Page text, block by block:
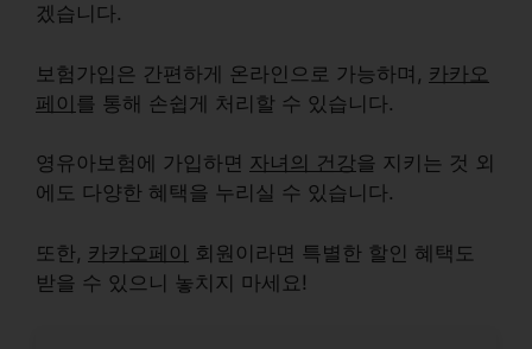
겠습니다.
보험가입은 간편하게 온라인으로 가능하며, 카카오
페이 를 통해 손쉽게 처리할 수 있습니다.
영유아보험에 가입하면 자녀의 건강을 지키는 것 외
에도 다양한 혜택을 누리실 수 있습니다.
또한, 카카오페이 회원이라면 특별한 할인 혜택도
받을 수 있으니 놓치지 마세요!